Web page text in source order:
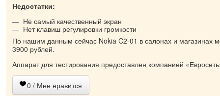
Недостатки:
Не самый качественный экран
Нет клавиш регулировки громкости
По нашим данным сейчас Nokia C2-01 в салонах и магазинах
3900 рублей.
Аппарат для тестирования предоставлен компанией
0 / Мне нравится